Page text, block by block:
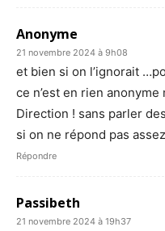
Anonyme
21 novembre 2024 à 9h08
et bien si on l’ignorait
ce n’est en rien
Direction ! sans parler
si on ne répond pas
Répondre
Passibeth
21 novembre 2024 à 19h37